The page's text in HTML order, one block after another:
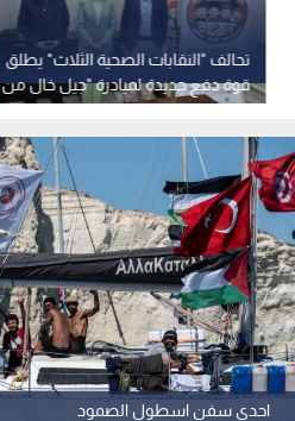
تحالف "النقابات الصحية الثلاث" يطلق
قوة دفع جديدة لمبادرة "جيل خال من
التدخين"
احدى سفن اسطول الصمود